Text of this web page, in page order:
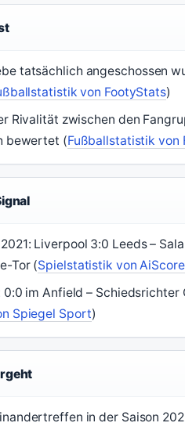
tatsächlich angeschossen
von FootyStats)
Rivalität zwischen den
bewertet (Fußballstatistik von
Liverpool 3:0 Leeds –
Tor (Spielstatistik von AiScore
0:0 im Anfield – Schiedsrichter
Spiegel Sport)
in der Saison